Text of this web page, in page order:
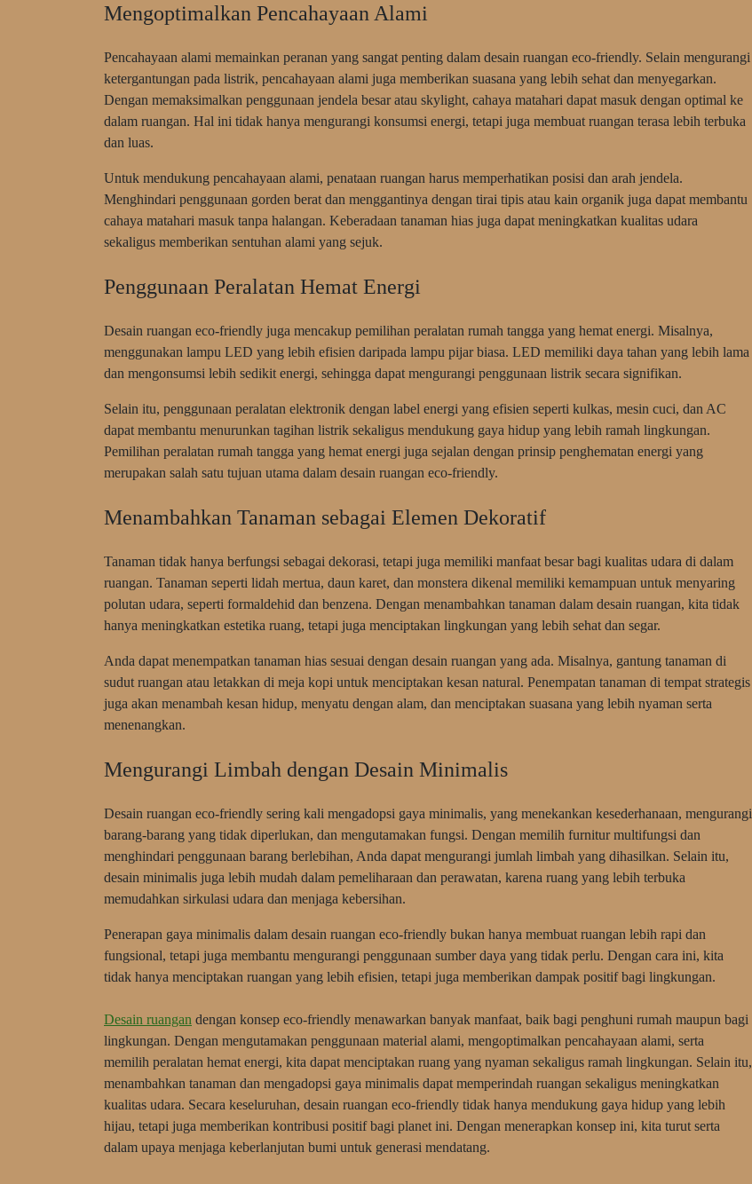
Mengoptimalkan Pencahayaan Alami
Pencahayaan alami memainkan peranan yang sangat penting dalam desain ruangan eco-friendly. Selain mengurangi
ketergantungan pada listrik, pencahayaan alami juga memberikan suasana yang lebih sehat dan menyegarkan.
Dengan memaksimalkan penggunaan jendela besar atau skylight, cahaya matahari dapat masuk dengan optimal ke
dalam ruangan. Hal ini tidak hanya mengurangi konsumsi energi, tetapi juga membuat ruangan terasa lebih terbuka
dan luas.
Untuk mendukung pencahayaan alami, penataan ruangan harus memperhatikan posisi dan arah jendela.
Menghindari penggunaan gorden berat dan menggantinya dengan tirai tipis atau kain organik juga dapat membantu
cahaya matahari masuk tanpa halangan. Keberadaan tanaman hias juga dapat meningkatkan kualitas udara
sekaligus memberikan sentuhan alami yang sejuk.
Penggunaan Peralatan Hemat Energi
Desain ruangan eco-friendly juga mencakup pemilihan peralatan rumah tangga yang hemat energi. Misalnya,
menggunakan lampu LED yang lebih efisien daripada lampu pijar biasa. LED memiliki daya tahan yang lebih lama
dan mengonsumsi lebih sedikit energi, sehingga dapat mengurangi penggunaan listrik secara signifikan.
Selain itu, penggunaan peralatan elektronik dengan label energi yang efisien seperti kulkas, mesin cuci, dan AC
dapat membantu menurunkan tagihan listrik sekaligus mendukung gaya hidup yang lebih ramah lingkungan.
Pemilihan peralatan rumah tangga yang hemat energi juga sejalan dengan prinsip penghematan energi yang
merupakan salah satu tujuan utama dalam desain ruangan eco-friendly.
Menambahkan Tanaman sebagai Elemen Dekoratif
Tanaman tidak hanya berfungsi sebagai dekorasi, tetapi juga memiliki manfaat besar bagi kualitas udara di dalam
ruangan. Tanaman seperti lidah mertua, daun karet, dan monstera dikenal memiliki kemampuan untuk menyaring
polutan udara, seperti formaldehid dan benzena. Dengan menambahkan tanaman dalam desain ruangan, kita tidak
hanya meningkatkan estetika ruang, tetapi juga menciptakan lingkungan yang lebih sehat dan segar.
Anda dapat menempatkan tanaman hias sesuai dengan desain ruangan yang ada. Misalnya, gantung tanaman di
sudut ruangan atau letakkan di meja kopi untuk menciptakan kesan natural. Penempatan tanaman di tempat strategis
juga akan menambah kesan hidup, menyatu dengan alam, dan menciptakan suasana yang lebih nyaman serta
menenangkan.
Mengurangi Limbah dengan Desain Minimalis
Desain ruangan eco-friendly sering kali mengadopsi gaya minimalis, yang menekankan kesederhanaan, mengurangi
barang-barang yang tidak diperlukan, dan mengutamakan fungsi. Dengan memilih furnitur multifungsi dan
menghindari penggunaan barang berlebihan, Anda dapat mengurangi jumlah limbah yang dihasilkan. Selain itu,
desain minimalis juga lebih mudah dalam pemeliharaan dan perawatan, karena ruang yang lebih terbuka
memudahkan sirkulasi udara dan menjaga kebersihan.
Penerapan gaya minimalis dalam desain ruangan eco-friendly bukan hanya membuat ruangan lebih rapi dan
fungsional, tetapi juga membantu mengurangi penggunaan sumber daya yang tidak perlu. Dengan cara ini, kita
tidak hanya menciptakan ruangan yang lebih efisien, tetapi juga memberikan dampak positif bagi lingkungan.
Desain ruangan dengan konsep eco-friendly menawarkan banyak manfaat, baik bagi penghuni rumah maupun bagi
lingkungan. Dengan mengutamakan penggunaan material alami, mengoptimalkan pencahayaan alami, serta
memilih peralatan hemat energi, kita dapat menciptakan ruang yang nyaman sekaligus ramah lingkungan. Selain itu,
menambahkan tanaman dan mengadopsi gaya minimalis dapat memperindah ruangan sekaligus meningkatkan
kualitas udara. Secara keseluruhan, desain ruangan eco-friendly tidak hanya mendukung gaya hidup yang lebih
hijau, tetapi juga memberikan kontribusi positif bagi planet ini. Dengan menerapkan konsep ini, kita turut serta
dalam upaya menjaga keberlanjutan bumi untuk generasi mendatang.